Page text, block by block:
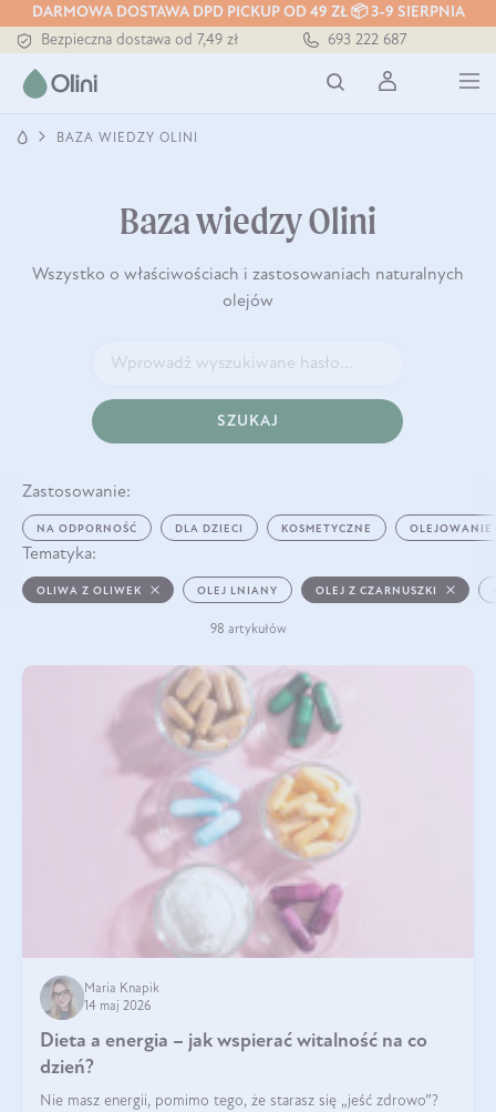
DARMOWA DOSTAWA DPD PICKUP OD 49 ZŁ 📦 3-9 SIERPNIA
Bezpieczna dostawa od 7,49 zł
Darmowa dostawa od 199 zł
Tłoczony zawsze na zimno
693 222 687
BAZA WIEDZY OLINI
Baza wiedzy Olini
Wszystko o właściwościach i zastosowaniach naturalnych
olejów
SZUKAJ
Zastosowanie:
NA ODPORNOŚĆ DLA DZIECI KOSMETYCZNE OLEJOWANIE
Tematyka:
OLIWA Z OLIWEK OLEJ LNIANY OLEJ Z CZARNUSZKI
98 artykułów
Maria Knapik
14 maj 2026
Dieta a energia – jak wspierać witalność na co
dzień?
Nie masz energii, pomimo tego, że starasz się „jeść zdrowo”?